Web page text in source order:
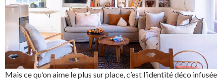
Mais ce qu’on aime le plus sur place, c’est l’identité déco infusée